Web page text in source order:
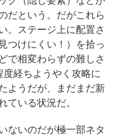
だという。だがこれら
。ステージ上に配置さ
つけにくい！）を拾っ
で相変わらずの難しさ
経ちようやく攻略に
ようだが、まだまだ新
ている状況だ。
ないのだが極一部ネタ